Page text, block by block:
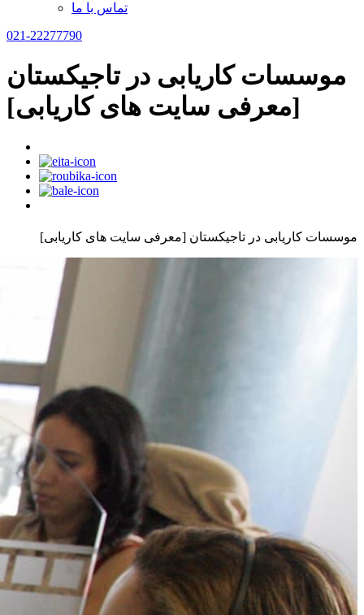
تماس با ما
021-22277790
موسسات کاریابی در تاجیکستان
[معرفی سایت های کاریابی]
موسسات کاریابی در تاجیکستان [معرفی سایت های کاریابی]